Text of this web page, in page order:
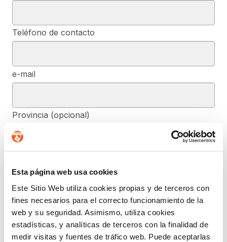
Esta página web usa cookies
Este Sitio Web utiliza cookies propias y de terceros con
fines necesarios para el correcto funcionamiento de la
web y su seguridad. Asimismo, utiliza cookies
estadísticas, y analíticas de terceros con la finalidad de
medir visitas y fuentes de tráfico web. Puede aceptarlas
Teléfono de contacto
e-mail
Provincia (opcional)
De conformidad con el RGPD y la LOPDGDD, SEGURIDAD Y
PRIVACIDAD DE DATOS, S.L. tratará los datos facilitados, con la
finalidad de contestar a las dudas y/o quejas planteadas a través
del presente formulario y facilitar la información solicitada. Podrá
ejercer, si lo desea, los derechos de acceso, rectificación,